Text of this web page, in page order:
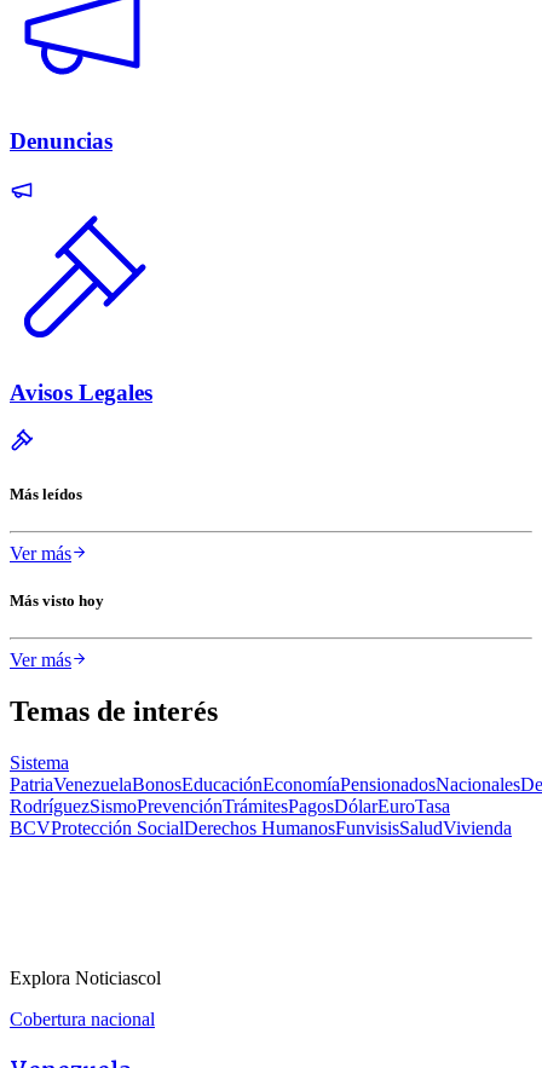
Denuncias
Avisos Legales
Más leídos
Ver más
Más visto hoy
Ver más
Temas de interés
Sistema
PatriaVenezuelaBonosEducaciónEconomíaPensionadosNacionales
RodríguezSismoPrevenciónTrámitesPagosDólarEuroTasa
BCVProtección SocialDerechos HumanosFunvisisSaludVivienda
Explora Noticiascol
Cobertura nacional